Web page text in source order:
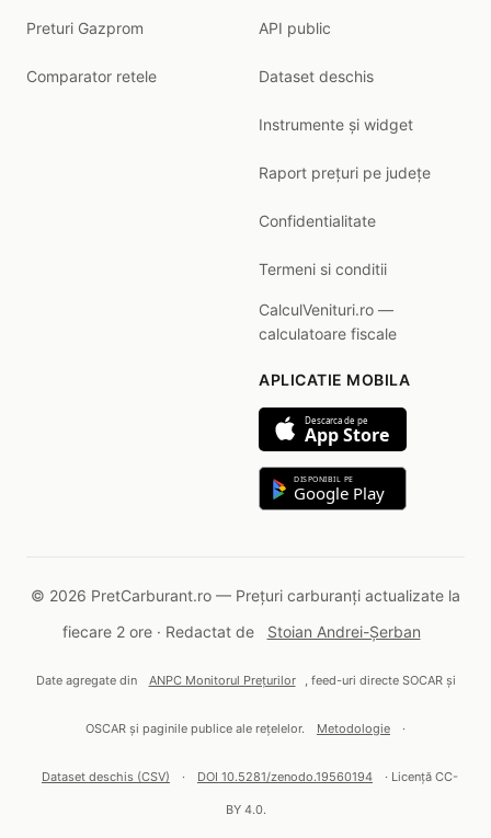
Preturi Gazprom
Comparator retele
API public
Dataset deschis
Instrumente și widget
Raport prețuri pe județe
Confidentialitate
Termeni si conditii
CalculVenituri.ro —
calculatoare fiscale
APLICATIE MOBILA
Descarca de pe
App Store
DISPONIBIL PE
Google Play
© 2026 PretCarburant.ro — Prețuri carburanți actualizate la
fiecare 2 ore · Redactat de
Stoian Andrei-Șerban
Date agregate din ANPC Monitorul Prețurilor , feed-uri directe SOCAR și
OSCAR și paginile publice ale rețelelor. Metodologie ·
Dataset deschis (CSV) · DOI 10.5281/zenodo.19560194 · Licență CC-
BY 4.0.